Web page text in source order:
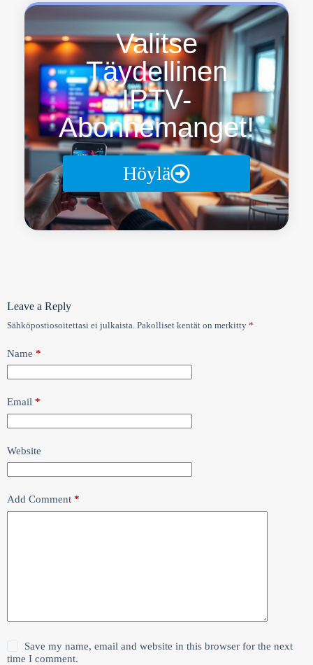
Valitse
Täydellinen
IPTV-
Abonnemanget!
Höylä
Leave a Reply
Sähköpostiosoitettasi ei julkaista. Pakolliset kentät on merkitty *
Name *
Email *
Website
Add Comment *
Save my name, email and website in this browser for the next
time I comment.